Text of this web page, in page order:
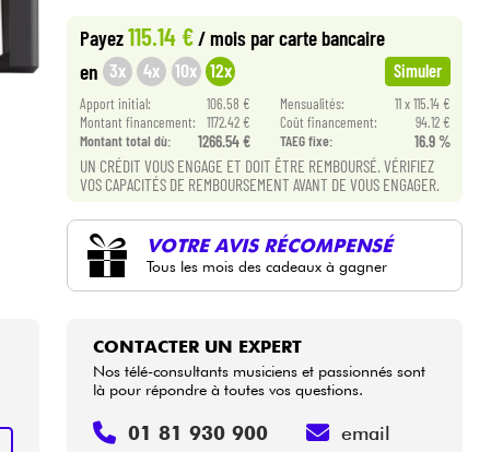
• Star 'SMusicLILLE
• Star S Music PARIS
• Star SMusicTOULOUSE
Payez115.14 €/ mois par carte bancaire
en 3x 4x 10x 12x Simuler
Apport initial: 106.58 € Mensualités:
11 x 115.14 €
Montant financement:
1172.42 € Coût financement:
94.12 €
Montant total dù:
1266.54 € TAEG fixe: 16.9 %
UN CRÉDIT VOUS ENGAGE ET DOIT ÊTRE REMBOURSÉ. VÉRIFIEZ
VOS CAPACITÉS DE REMBOURSEMENT AVANT DE VOUS ENGAGER.
VOTRE AVIS RÉCOMPENSÉ
Tous les mois des cadeaux à gagner
CONTACTER UN EXPERT
Nos télé-consultants musiciens et passionnés sont
là pour répondre à toutes vos questions.
01 81 930 900 email